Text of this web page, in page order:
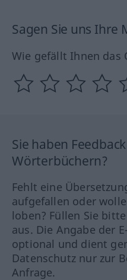
Sagen Sie uns Ihre
Wie gefällt Ihnen das
Sie haben
Wörterbüchern?
Fehlt eine
aufgefallen oder
loben? Füllen Sie
aus. Die Angabe der
optional und dient
Datenschutz nur zur
Anfrage.